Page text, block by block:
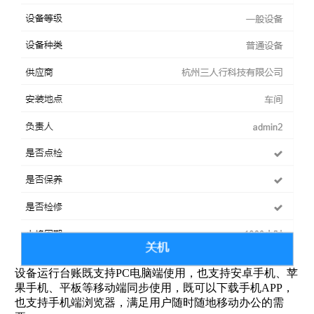
设备运行台账既支持PC电脑端使用，也支持安卓手机、苹
果手机、平板等移动端同步使用，既可以下载手机APP，
也支持手机端浏览器，满足用户随时随地移动办公的需